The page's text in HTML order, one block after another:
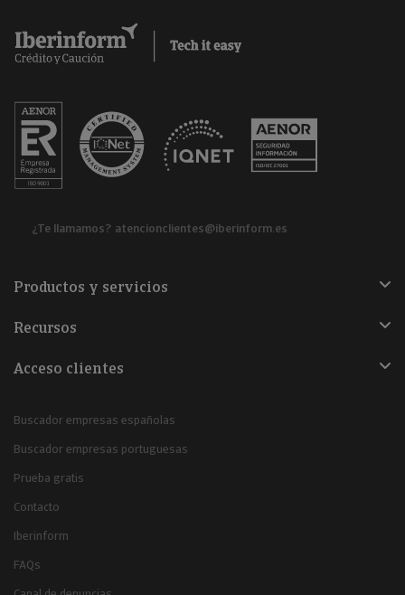
¿Te llamamos? atencionclientes@iberinform.es
Productos y servicios
Recursos
Acceso clientes
Buscador empresas españolas
Buscador empresas portuguesas
Prueba gratis
Contacto
Iberinform
FAQs